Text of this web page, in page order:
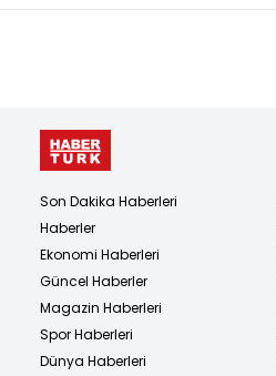
Son Dakika Haberleri
Haberler
Ekonomi Haberleri
Güncel Haberler
Magazin Haberleri
Spor Haberleri
Dünya Haberleri